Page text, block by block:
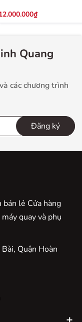
Quang
các chương trình
Đăng ký
bán lẻ Cửa hàng
quay và phụ
Quận Hoàn